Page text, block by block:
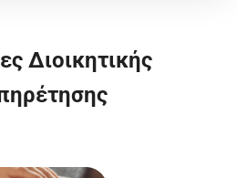
Διοικητικής